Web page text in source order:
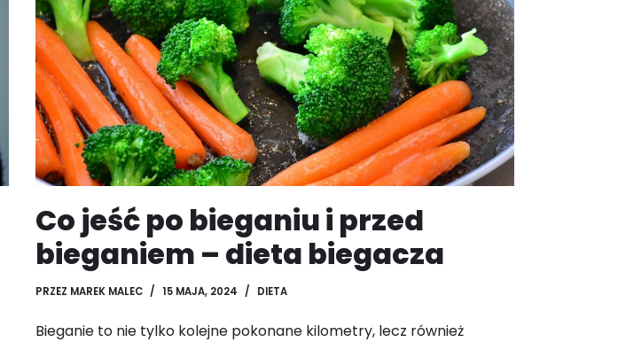
Co jeść po bieganiu i przed
bieganiem – dieta biegacza
PRZEZ MAREK MALEC 15 MAJA, 2024 DIETA
Bieganie to nie tylko kolejne pokonane kilometry, lecz również